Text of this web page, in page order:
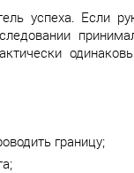
успеха. Если
границу;